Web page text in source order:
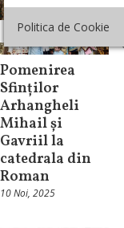
Politica de Cookie
Știri
Pomenirea
Sfinților
Arhangheli
Mihail și
Gavriil la
catedrala din
Roman
10 Noi, 2025